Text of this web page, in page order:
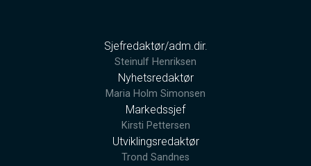
Sjefredaktør/adm.dir.
Steinulf Henriksen
Nyhetsredaktør
Maria Holm Simonsen
Markedssjef
Kirsti Pettersen
Utviklingsredaktør
Trond Sandnes